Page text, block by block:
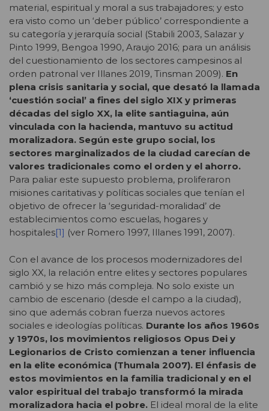
material, espiritual y moral a sus trabajadores; y esto
era visto como un ‘deber público’ correspondiente a
su categoría y jerarquía social (Stabili 2003, Salazar y
Pinto 1999, Bengoa 1990, Araujo 2016; para un análisis
del cuestionamiento de los sectores campesinos al
orden patronal ver Illanes 2019, Tinsman 2009). En
plena crisis sanitaria y social, que desató la llamada
‘cuestión social’ a fines del siglo XIX y primeras
décadas del siglo XX, la elite santiaguina, aún
vinculada con la hacienda, mantuvo su actitud
moralizadora. Según este grupo social, los
sectores marginalizados de la ciudad carecían de
valores tradicionales como el orden y el ahorro.
Para paliar este supuesto problema, proliferaron
misiones caritativas y políticas sociales que tenían el
objetivo de ofrecer la ‘seguridad-moralidad’ de
establecimientos como escuelas, hogares y
hospitales[1] (ver Romero 1997, Illanes 1991, 2007).
Con el avance de los procesos modernizadores del
siglo XX, la relación entre elites y sectores populares
cambió y se hizo más compleja. No solo existe un
cambio de escenario (desde el campo a la ciudad),
sino que además cobran fuerza nuevos actores
sociales e ideologías políticas. Durante los años 1960s
y 1970s, los movimientos religiosos Opus Dei y
Legionarios de Cristo comienzan a tener influencia
en la elite económica (Thumala 2007). El énfasis de
estos movimientos en la familia tradicional y en el
valor espiritual del trabajo transformó la mirada
moralizadora hacia el pobre. El ideal moral de la elite